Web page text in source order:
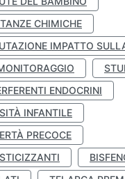
CHIMICHE
IMPATTO
ENDOCRINI
INFANTILE
PRECOCE